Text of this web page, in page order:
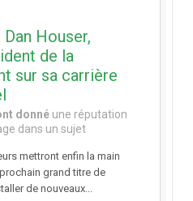
Houser,
de la
sur sa carrière
donné une réputation
dans un sujet
mettront enfin la main
grand titre de
de nouveaux...